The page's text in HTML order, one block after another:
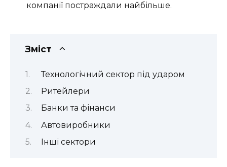
компанії постраждали найбільше.
Зміст
Технологічний сектор під ударом
Ритейлери
Банки та фінанси
Автовиробники
Інші сектори